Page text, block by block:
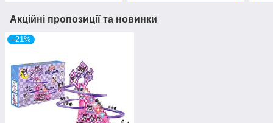
Акційні пропозиції та новинки
–21%